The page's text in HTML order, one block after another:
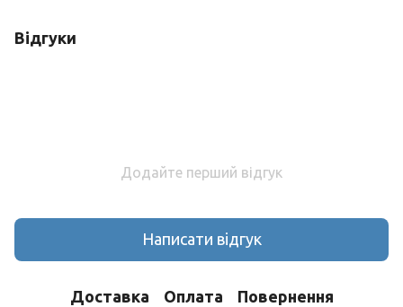
Відгуки
Додайте перший відгук
Написати відгук
Доставка Оплата Повернення